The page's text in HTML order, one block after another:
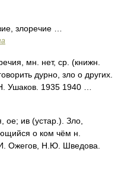
злоречие …
мн. нет, ср. (книжн.
дурно, зло о других.
Ушаков. 1935 1940 …
ив (устар.). Зло,
о ком чём н.
Ожегов, Н.Ю. Шведова.